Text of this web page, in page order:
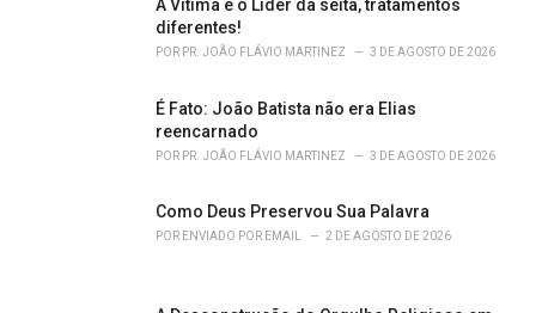
A Vítima e o Líder da seita, tratamentos
diferentes!
POR PR. JOÃO FLÁVIO MARTINEZ 3 DE AGOSTO DE 2026
É Fato: João Batista não era Elias
reencarnado
POR PR. JOÃO FLÁVIO MARTINEZ 3 DE AGOSTO DE 2026
Como Deus Preservou Sua Palavra
POR ENVIADO POR EMAIL 2 DE AGOSTO DE 2026